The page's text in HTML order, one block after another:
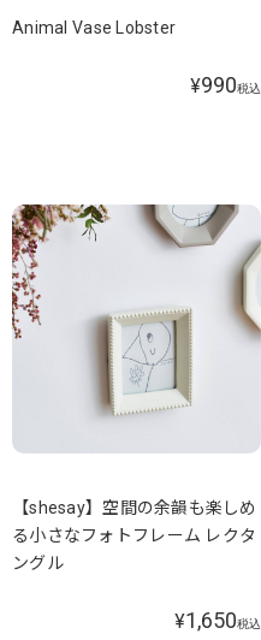
Animal Vase Lobster
¥990税込
【shesay】空間の余韻も楽しめ
る小さなフォトフレーム レクタ
ングル
¥1,650税込